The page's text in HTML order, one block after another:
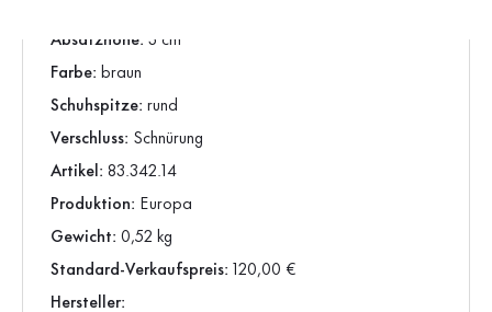
Absatzhöhe: 3 cm
Farbe: braun
Schuhspitze: rund
Verschluss: Schnürung
Artikel: 83.342.14
Produktion: Europa
Gewicht: 0,52 kg
Standard-Verkaufspreis: 120,00 €
Hersteller: